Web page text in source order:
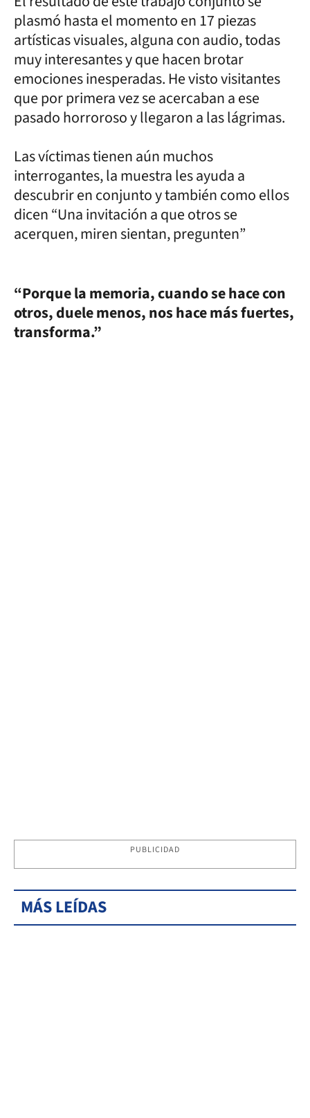
plasmó hasta el momento en 17 piezas
artísticas visuales, alguna con audio, todas
muy interesantes y que hacen brotar
emociones inesperadas. He visto visitantes
que por primera vez se acercaban a ese
pasado horroroso y llegaron a las lágrimas.
Las víctimas tienen aún muchos
interrogantes, la muestra les ayuda a
descubrir en conjunto y también como ellos
dicen “Una invitación a que otros se
acerquen, miren sientan, pregunten”
“Porque la memoria, cuando se hace con
otros, duele menos, nos hace más fuertes,
transforma.”
PUBLICIDAD
MÁS LEÍDAS